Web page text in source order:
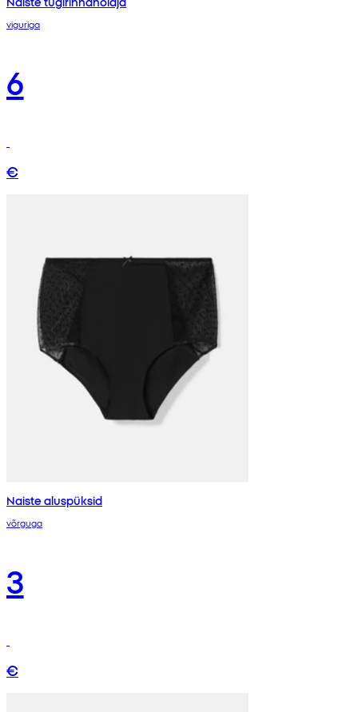
viguriga
6
€
Naiste aluspüksid
võrguga
3
€